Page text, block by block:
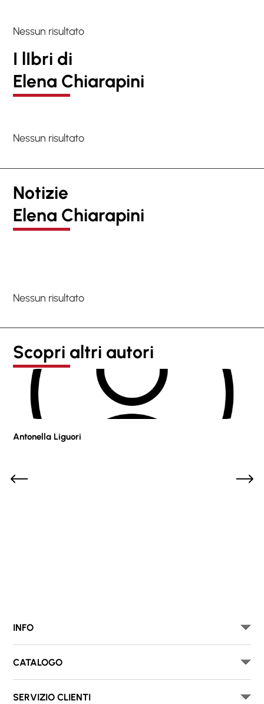
Nessun risultato
I lIbri di
Elena Chiarapini
Nessun risultato
Notizie
Elena Chiarapini
Nessun risultato
Scopri altri autori
Antonella Liguori
INFO
CATALOGO
SERVIZIO CLIENTI